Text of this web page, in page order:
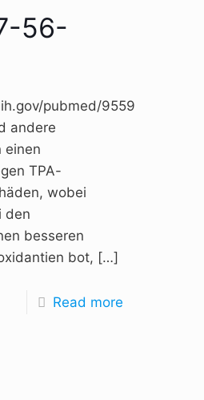
56-
pubmed/9559333,
andere
einen
TPA-
wobei
den
besseren
bot, […]
Read more